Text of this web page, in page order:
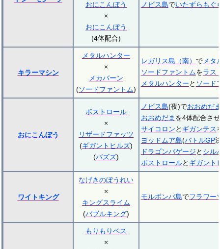
おにこんぼう
×
おにこんぼう
(4体配合)
ノビス島でいたずらもぐ
キラーマシン
メタルハンター
×
メカバーン
(ソードファントム)
レガリス島（南） でメタ
ソードファントムをラス
メタルハンターと ソード
おにこんぼう
ボストロール
×
リザードファッツ
(ギガントヒルズ)
(バズズ)
ノビス島(夜)でおおめだ
おおめだま を4体配合さ
サイコロンと ギガンテス
ヨッドムア島(バトルGP
ドラゴンバゲージと シル
ボストロールと ギガント
ワイトキング
なげきのぼうれい
×
キングスライム
(バブルキング)
モルボンバ島でフラワー
もりもりベス
×